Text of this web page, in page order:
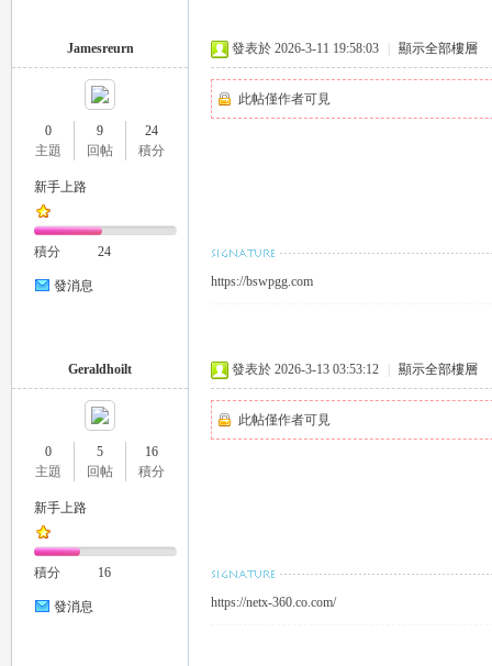
Jamesreurn
0
主題
9
回帖
24
積分
新手上路
積分 24
發消息
發表於 2026-3-11 19:58:03 顯示全部樓層
此帖僅作者可見
https://bswpgg.com
Geraldhoilt
0
主題
5
回帖
16
積分
新手上路
積分 16
發消息
發表於 2026-3-13 03:53:12 顯示全部樓層
此帖僅作者可見
https://netx-360.co.com/